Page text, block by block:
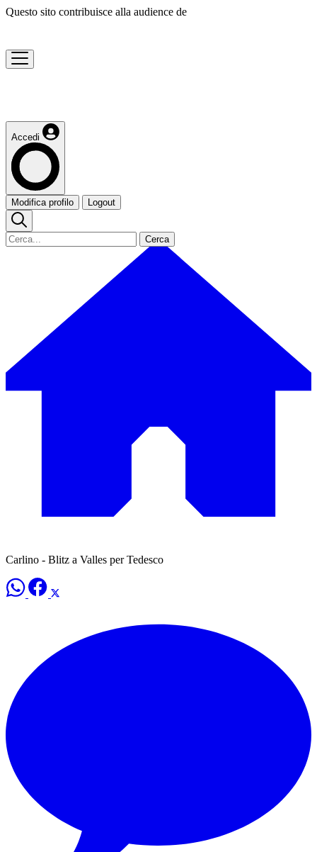
Questo sito contribuisce alla audience de
Accedi
Modifica profilo Logout
Cerca
Carlino - Blitz a Valles per Tedesco